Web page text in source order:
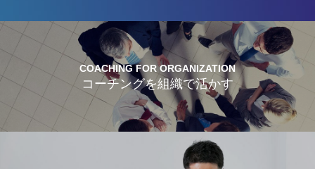
COACHING FOR ORGANIZATION
コーチングを組織で活かす